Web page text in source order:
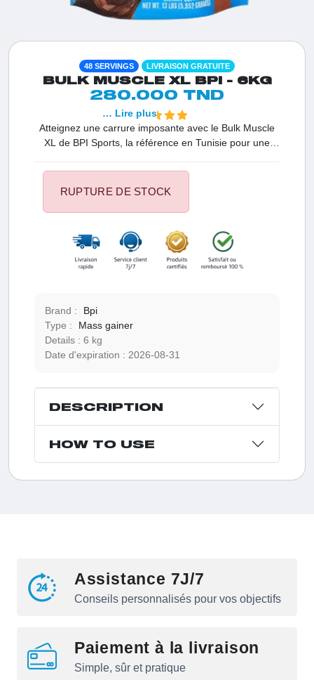
48 SERVINGS LIVRAISON GRATUITE
BULK MUSCLE XL BPI - 6KG
280.000 TND
Atteignez une carrure imposante avec le Bulk Muscle
XL de BPI Sports, la référence en Tunisie pour une
formulé pour les athlètes aux besoins caloriques
élevés, ce gainer de haute qualité combine puissance
résultats rapides tout en apportant une vitalité
exceptionnelle à vos entraînements les plus intenses.
… Lire plus
RUPTURE DE STOCK
Brand :
Bpi
Type :
Mass gainer
Details :
6 kg
Date d'expiration : 2026-08-31
DESCRIPTION
HOW TO USE
Assistance 7J/7
Conseils personnalisés pour vos objectifs
Paiement à la livraison
Simple, sûr et pratique